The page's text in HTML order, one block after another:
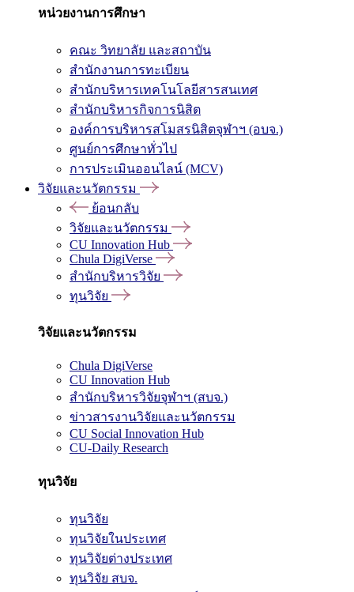
หน่วยงานการศึกษา
คณะ วิทยาลัย และสถาบัน
สำนักงานการทะเบียน
สำนักบริหารเทคโนโลยีสารสนเทศ
สำนักบริหารกิจการนิสิต
องค์การบริหารสโมสรนิสิตจุฬาฯ (อบจ.)
ศูนย์การศึกษาทั่วไป
การประเมินออนไลน์ (MCV)
วิจัยและนวัตกรรม
ย้อนกลับ
วิจัยและนวัตกรรม
CU Innovation Hub
Chula DigiVerse
สำนักบริหารวิจัย
ทุนวิจัย
วิจัยและนวัตกรรม
Chula DigiVerse
CU Innovation Hub
สำนักบริหารวิจัยจุฬาฯ (สบจ.)
ข่าวสารงานวิจัยและนวัตกรรม
CU Social Innovation Hub
CU-Daily Research
ทุนวิจัย
ทุนวิจัย
ทุนวิจัยในประเทศ
ทุนวิจัยต่างประเทศ
ทุนวิจัย สบจ.